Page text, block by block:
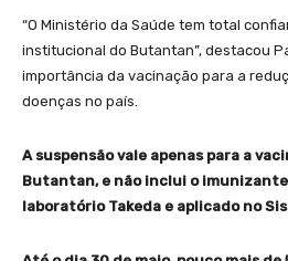
“O Ministério da Saúde tem total
institucional do Butantan”, destacou
importância da vacinação para a
doenças no país.
A suspensão vale apenas para a
Butantan, e não inclui o
laboratório Takeda e aplicado no